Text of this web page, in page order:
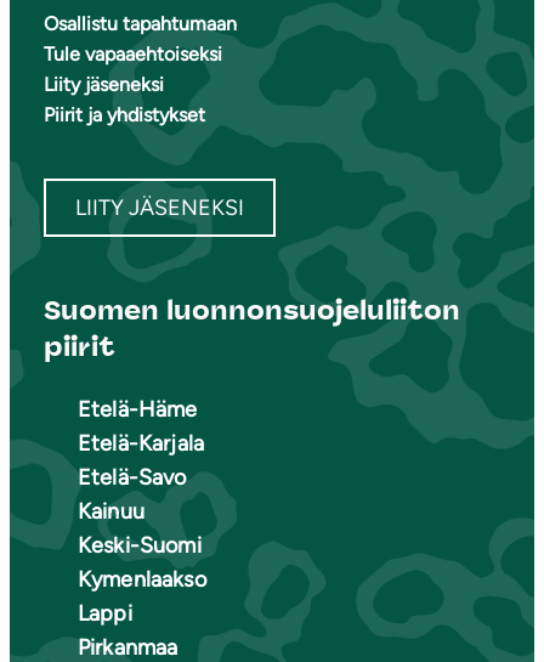
Osallistu tapahtumaan
Tule vapaaehtoiseksi
Liity jäseneksi
Piirit ja yhdistykset
LIITY JÄSENEKSI
Suomen luonnonsuojeluliiton
piirit
Etelä-Häme
Etelä-Karjala
Etelä-Savo
Kainuu
Keski-Suomi
Kymenlaakso
Lappi
Pirkanmaa